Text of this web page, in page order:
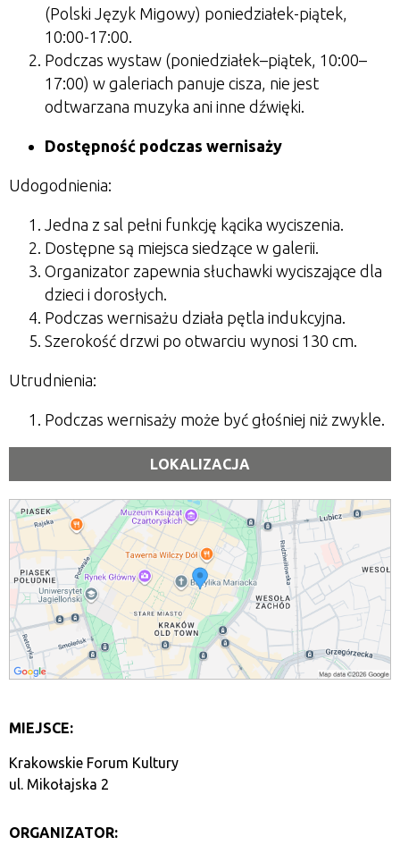
(Polski Język Migowy) poniedziałek-piątek,
10:00-17:00.
Podczas wystaw (poniedziałek–piątek, 10:00–
17:00) w galeriach panuje cisza, nie jest
odtwarzana muzyka ani inne dźwięki.
Dostępność podczas wernisaży
Udogodnienia:
Jedna z sal pełni funkcję kącika wyciszenia.
Dostępne są miejsca siedzące w galerii.
Organizator zapewnia słuchawki wyciszające dla
dzieci i dorosłych.
Podczas wernisażu działa pętla indukcyjna.
Szerokość drzwi po otwarciu wynosi 130 cm.
Utrudnienia:
Podczas wernisaży może być głośniej niż zwykle.
LOKALIZACJA
MIEJSCE:
Krakowskie Forum Kultury
ul. Mikołajska 2
ORGANIZATOR: